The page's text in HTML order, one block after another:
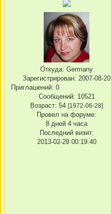
Откуда: Germany
Зарегистрирован: 2007-08-20
Приглашений: 0
Сообщений: 10521
Возраст: 54 [1972-06-28]
Провел на форуме:
8 дней 4 часа
Последний визит:
2013-02-28 00:19:40